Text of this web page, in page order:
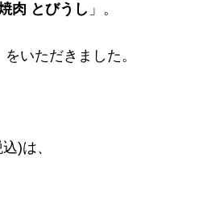
肉 とびうし 」。
いただきました。
)は、